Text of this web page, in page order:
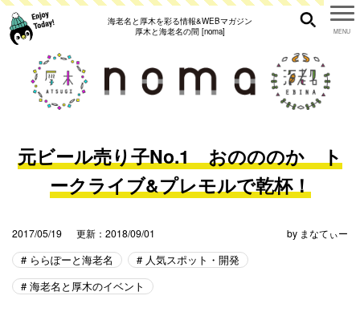
海老名と厚木を彩る情報&WEBマガジン
厚木と海老名の間 [noma]
元ビール売り子No.1 おのののか ト
ークライブ&プレモルで乾杯！
2017/05/19 更新：2018/09/01 by まなてぃー
ららぽーと海老名
人気スポット・開発
海老名と厚木のイベント